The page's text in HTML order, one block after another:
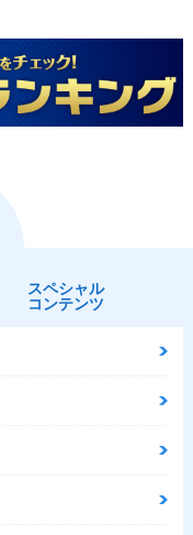
スペシャル
コンテンツ